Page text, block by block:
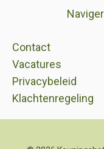
Contact
Vacatures
Privacybeleid
Klachtenregeling